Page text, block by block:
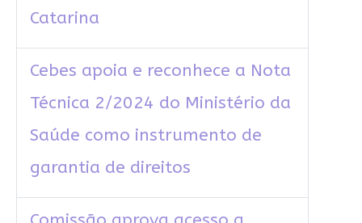
Catarina
Cebes apoia e reconhece a Nota
Técnica 2/2024 do Ministério da
Saúde como instrumento de
garantia de direitos